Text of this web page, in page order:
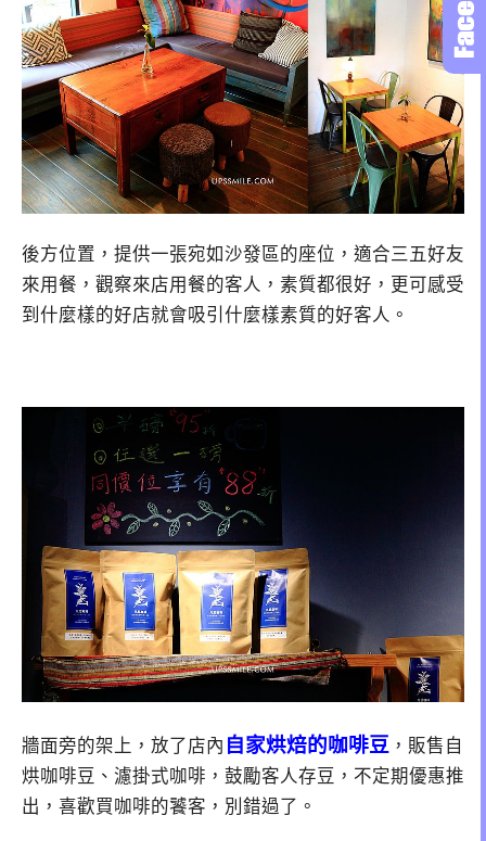
後方位置，提供一張宛如沙發區的座位，適合三五好友
來用餐，觀察來店用餐的客人，素質都很好，更可感受
到什麼樣的好店就會吸引什麼樣素質的好客人。
牆面旁的架上，放了店內 自家烘焙的咖啡豆 ，販售自
烘咖啡豆、濾掛式咖啡，鼓勵客人存豆，不定期優惠推
出，喜歡買咖啡的饕客，別錯過了。